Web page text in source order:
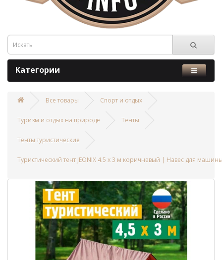
Категории
Все товары Спорт и отдых
Туризм и отдых на природе Тенты
Тенты туристические
Туристический тент JEONIX 4.5 х 3 м коричневый | Навес для